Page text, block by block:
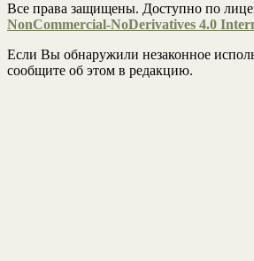
Все права защищены. Доступно по
NonCommercial-NoDerivatives 4.0
Если Вы обнаружили незаконное
сообщите об этом в редакцию.